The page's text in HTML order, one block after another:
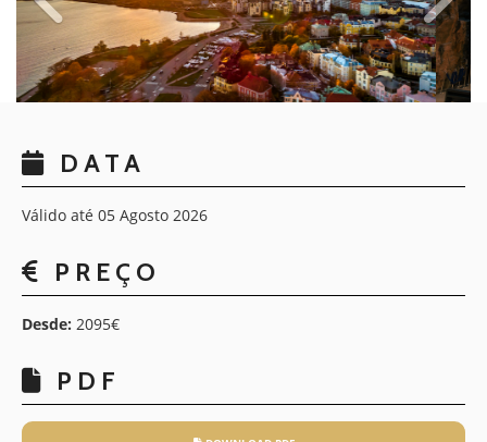
DATA
Válido até 05 Agosto 2026
PREÇO
Desde: 2095€
PDF